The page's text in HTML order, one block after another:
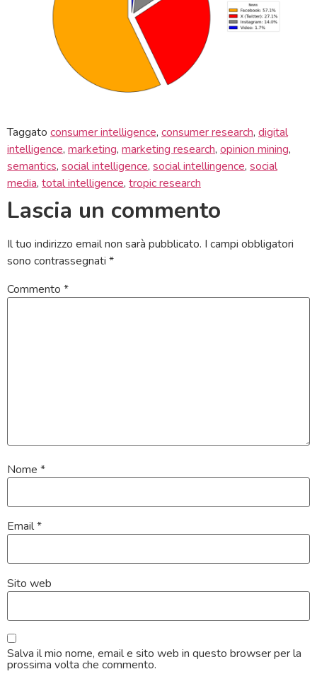
Taggato consumer intelligence, consumer research, digital
intelligence, marketing, marketing research, opinion mining,
semantics, social intelligence, social intellingence, social
media, total intelligence, tropic research
Lascia un commento
Il tuo indirizzo email non sarà pubblicato. I campi obbligatori
sono contrassegnati *
Commento *
Nome *
Email*
Sito web
Salva il mio nome, email e sito web in questo browser per la
prossima volta che commento.